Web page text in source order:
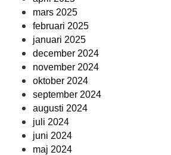
mars 2025
februari 2025
januari 2025
december 2024
november 2024
oktober 2024
september 2024
augusti 2024
juli 2024
juni 2024
maj 2024